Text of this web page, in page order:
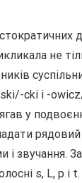
не
cki і -
у
і звучання.
s, L, р і